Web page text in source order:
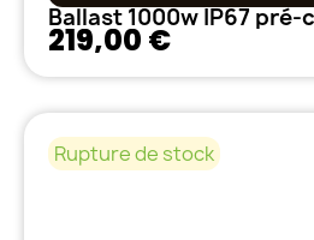
Ballast 1000w IP67 pré-
219,00 €
Rupture de stock